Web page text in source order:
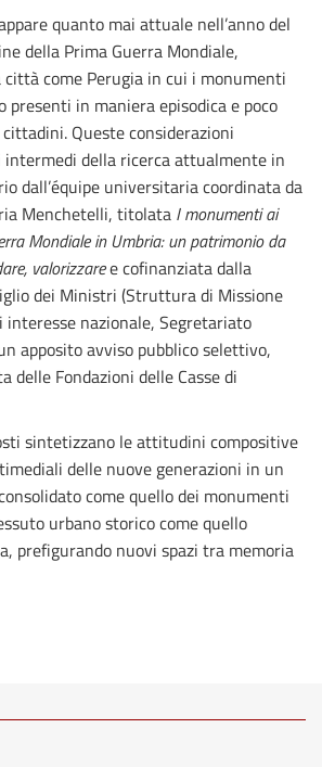
quanto mai attuale nell’anno del
della Prima Guerra Mondiale,
come Perugia in cui i monumenti
presenti in maniera episodica e poco
Queste considerazioni
intermedi della ricerca attualmente in
dall’équipe universitaria coordinata da
Menchetelli, titolata I monumenti ai
Mondiale in Umbria: un patrimonio da
valorizzaree cofinanziata dalla
dei Ministri (Struttura di Missione
nazionale, Segretariato
apposito avviso pubblico selettivo,
delle Fondazioni delle Casse di
sintetizzano le attitudini compositive
delle nuove generazioni in un
come quello dei monumenti
urbano storico come quello
prefigurando nuovi spazi tra memoria